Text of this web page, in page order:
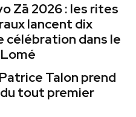
Zā 2026 : les rites
lancent dix
célébration dans le
Talon prend
tout premier